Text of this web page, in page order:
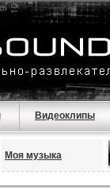
Видеоклипы
Моя музыка